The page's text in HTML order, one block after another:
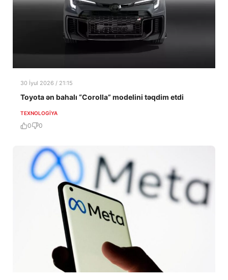
30 İyul 2026 / 21:15
Toyota ən bahalı “Corolla” modelini təqdim etdi
TEXNOLOGIYA
0 0